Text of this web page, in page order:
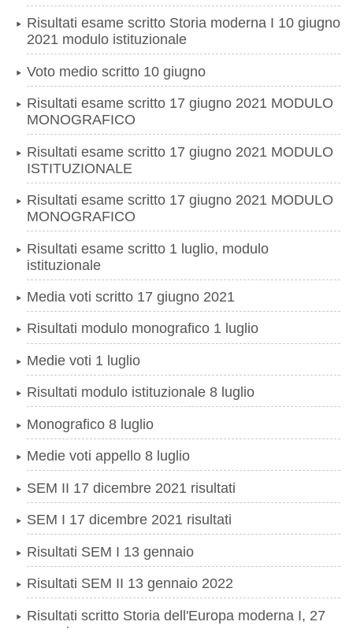
Risultati esame scritto Storia moderna I 10 giugno
2021 modulo istituzionale
Voto medio scritto 10 giugno
Risultati esame scritto 17 giugno 2021 MODULO
MONOGRAFICO
Risultati esame scritto 17 giugno 2021 MODULO
ISTITUZIONALE
Risultati esame scritto 17 giugno 2021 MODULO
MONOGRAFICO
Risultati esame scritto 1 luglio, modulo
istituzionale
Media voti scritto 17 giugno 2021
Risultati modulo monografico 1 luglio
Medie voti 1 luglio
Risultati modulo istituzionale 8 luglio
Monografico 8 luglio
Medie voti appello 8 luglio
SEM II 17 dicembre 2021 risultati
SEM I 17 dicembre 2021 risultati
Risultati SEM I 13 gennaio
Risultati SEM II 13 gennaio 2022
Risultati scritto Storia dell'Europa moderna I, 27